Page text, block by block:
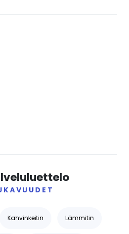
Kahvinkeitin Lämmitin